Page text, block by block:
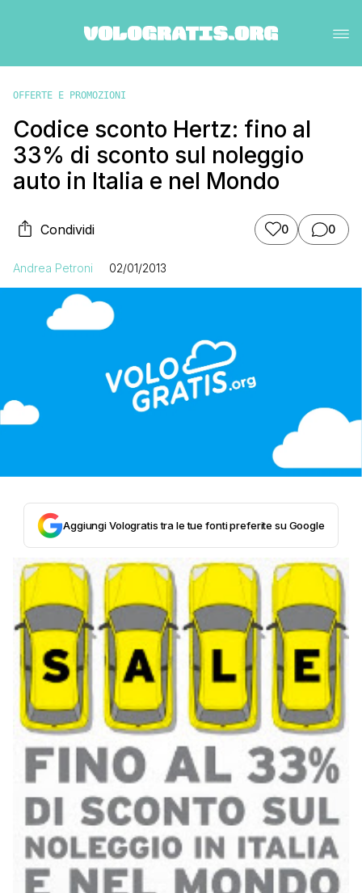
OFFERTE E PROMOZIONI
Codice sconto Hertz: fino al
33% di sconto sul noleggio
auto in Italia e nel Mondo
Condividi 0 0
Andrea Petroni 02/01/2013
Aggiungi Vologratis tra le tue fonti preferite su Google